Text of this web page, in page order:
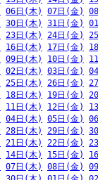
06日(木) 07日(金)
30日(木) 31日(金)
23日(木) 24日(金)
16日(木) 17日(金)
09日(木) 10日(金)
02日(木) 03日(金)
25日(木) 26日(金)
18日(木) 19日(金)
11日(木) 12日(金)
04日(木) 05日(金)
28日(木) 29日(金)
21日(木) 22日(金)
14日(木) 15日(金)
07日(木) 08日(金)